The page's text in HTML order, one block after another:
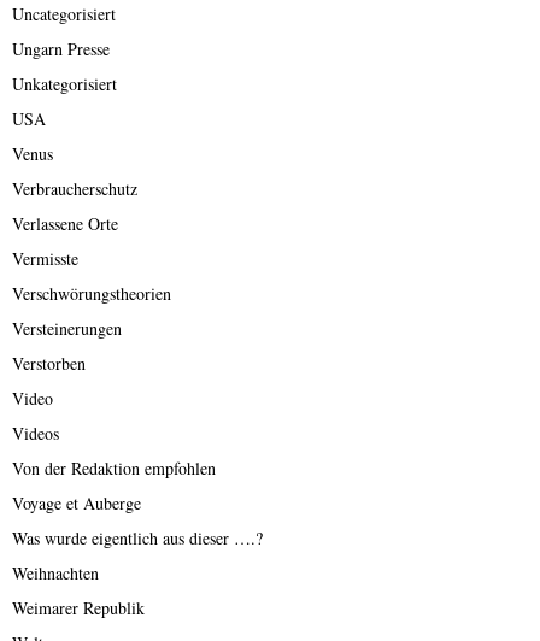
Uncategorisiert
Ungarn Presse
Unkategorisiert
USA
Venus
Verbraucherschutz
Verlassene Orte
Vermisste
Verschwörungstheorien
Versteinerungen
Verstorben
Video
Videos
Von der Redaktion empfohlen
Voyage et Auberge
Was wurde eigentlich aus dieser ….?
Weihnachten
Weimarer Republik